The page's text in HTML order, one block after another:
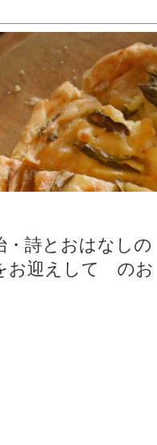
・詩とおはなしの
お迎えして のお